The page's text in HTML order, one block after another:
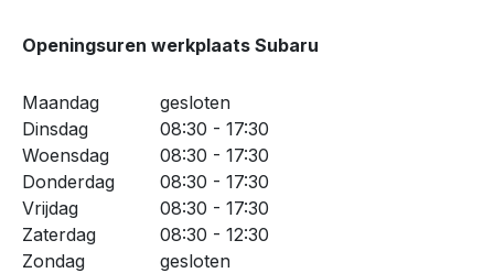
Openingsuren werkplaats Subaru
Maandag
gesloten
Dinsdag
08:30 - 17:30
Woensdag
08:30 - 17:30
Donderdag
08:30 - 17:30
Vrijdag
08:30 - 17:30
Zaterdag
08:30 - 12:30
Zondag
gesloten